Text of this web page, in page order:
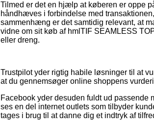
Tilmed er det en hjælp at køberen er oppe
håndhæves i forbindelse med
sammenhæng er det samtidig relevant, at
vidne om sit køb af hmlTIF SEAMLESS
eller dreng.
Trustpilot yder rigtig habile løsninger til at
at du gennemsøger online shoppens
Facebook yder desuden fuldt ud
ses en del internet outlets som tilbyder
tages i brug til at danne dig et indtryk af